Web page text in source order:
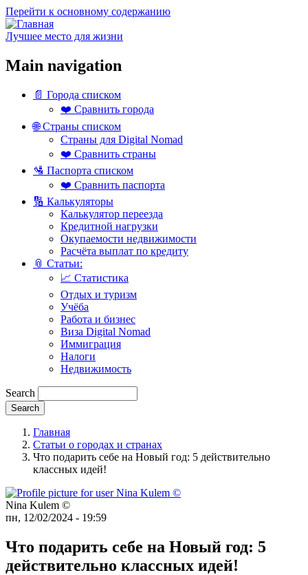
Перейти к основному содержанию
Лучшее место для жизни
Main navigation
📄 Города списком
❤️ Сравнить города
🌐 Страны списком
Страны для Digital Nomad
❤️ Сравнить страны
🛂 Паспорта списком
❤️ Сравнить паспорта
🔢 Калькуляторы
Калькулятор переезда
Кредитной нагрузки
Окупаемости недвижимости
Расчёта выплат по кредиту
📎 Статьи:
📈 Статистика
Отдых и туризм
Учёба
Работа и бизнес
Виза Digital Nomad
Иммиграция
Налоги
Недвижимость
Search
Главная
Статьи о городах и странах
Что подарить себе на Новый год: 5 действительно
классных идей!
Nina Kulem ©️
пн, 12/02/2024 - 19:59
Что подарить себе на Новый год: 5
действительно классных идей!